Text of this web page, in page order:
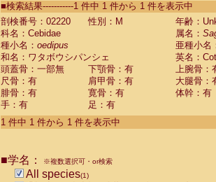
CebidaeSaguinus labiatus(0)
Cebidae Saguinus leucopus (0)
Cebidae
Cebidae
CebidaeSaguinus nigricollis (0)
Cebidae Saguinus oedipus
Cebidae Saguinus weddelli
Cebidae Saguinusspp.
Cebidae Aotus trivirgatus
Cebidae Cebus albifrons
CebidaeCebus nigrivittatus
CebidaeCebus
■検索結果-----------1 件中 1 件から 1 件を表示中
剖検番号：02220
性別：M
年齢：
科名：Cebidae
属名：
種小名： oedipus
亜種小名
和名：ワタボウシパンシェ
英名：
頭蓋骨：一部無
下顎骨：有
上腕骨：
尺骨：有
肩甲骨：有
大腿骨：
腓骨：有
寛骨：有
体幹：有
手：有
足：有
1 件中 1 件から 1 件を表示中
■学名： ※複数選択可・or検索
All species(1)